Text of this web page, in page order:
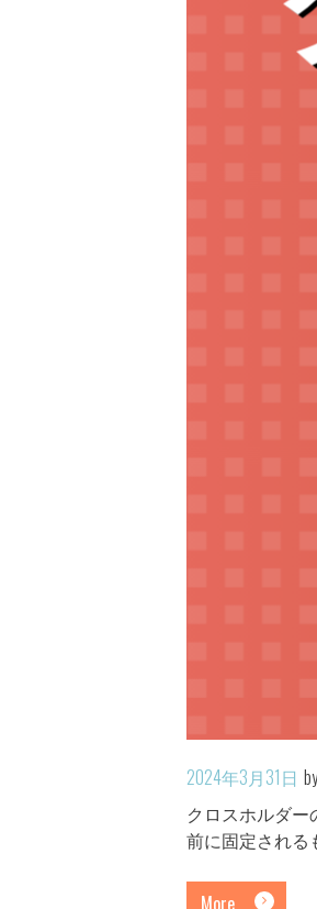
2024年3月31日
クロスホルダ
前に固定される
More